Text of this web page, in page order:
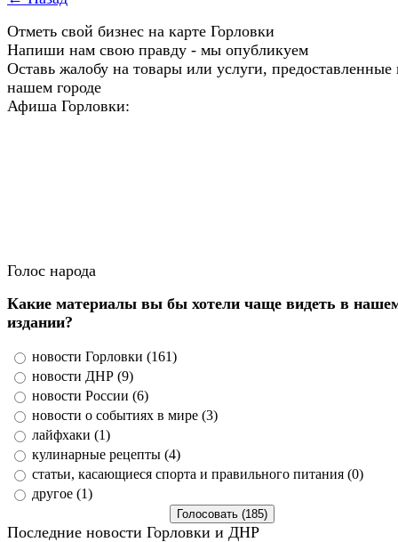
Отметь свой бизнес на карте Горловки
Напиши нам свою правду - мы опубликуем
Оставь жалобу на товары или услуги, предоставленные
нашем городе
Афиша Горловки:
Голос народа
Какие материалы вы бы хотели чаще видеть в
издании?
новости Горловки (161)
новости ДНР (9)
новости России (6)
новости о событиях в мире (3)
лайфхаки (1)
кулинарные рецепты (4)
статьи, касающиеся спорта и правильного питания (0)
другое (1)
Последние новости Горловки и ДНР